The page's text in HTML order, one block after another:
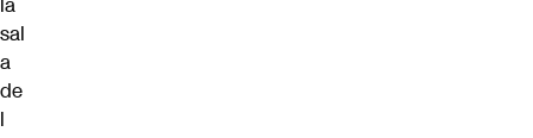
sal
a
de
l